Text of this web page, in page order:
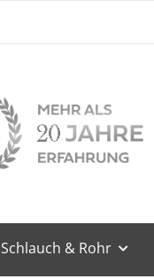
Schlauch & Rohr